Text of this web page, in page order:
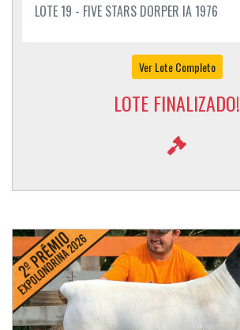
LOTE 19 - FIVE STARS DORPER IA 1976
Ver Lote Completo
LOTE FINALIZADO!